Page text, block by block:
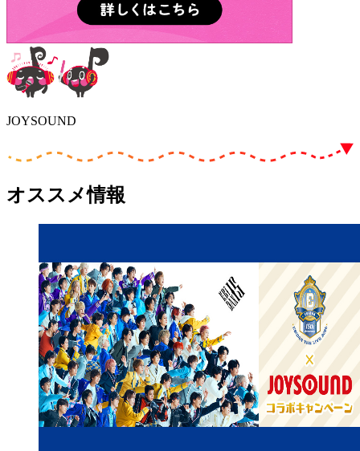
JOYSOUND
オススメ情報